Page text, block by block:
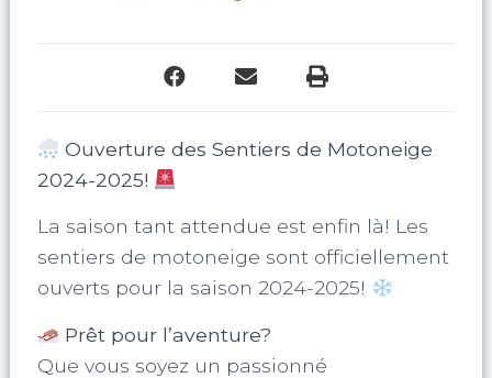
Ouverture des Sentiers de Motoneige
2024-2025!
La saison tant attendue est enfin là! Les
sentiers de motoneige sont officiellement
ouverts pour la saison 2024-2025!
Prêt pour l’aventure?
Que vous soyez un passionné